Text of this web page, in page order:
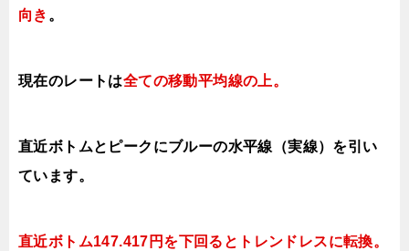
向き 。
現在のレートは全ての移動平均線の上。
直近ボトムとピークにブルーの水平線（実線）を引い
ています。
直近ボトム147.417円を下回るとトレンドレスに転換。